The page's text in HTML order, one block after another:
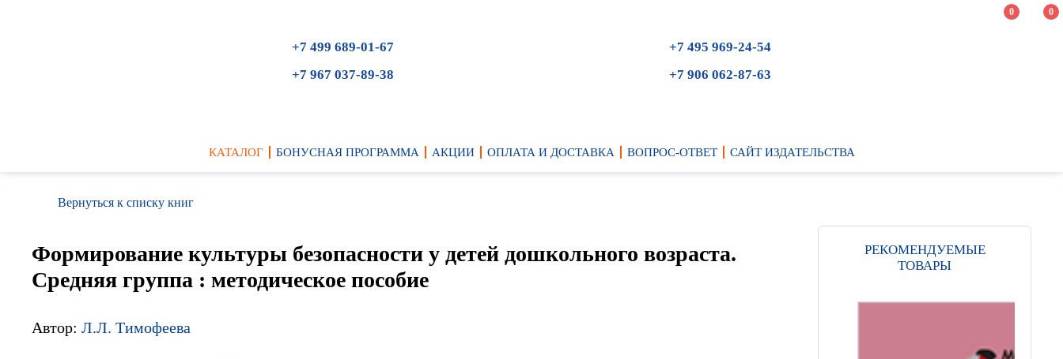
0 0
+7 499 689-01-67
+7 967 037-89-38
+7 495 969-24-54
+7 906 062-87-63
КАТАЛОГ БОНУСНАЯ ПРОГРАММА АКЦИИ ОПЛАТА И ДОСТАВКА ВОПРОС-ОТВЕТ САЙТ ИЗДАТЕЛЬСТВА
Вернуться к списку книг
Формирование культуры безопасности у детей дошкольного возраста.
Средняя группа : методическое пособие
Автор: Л.Л. Тимофеева
РЕКОМЕНДУЕМЫЕ
ТОВАРЫ